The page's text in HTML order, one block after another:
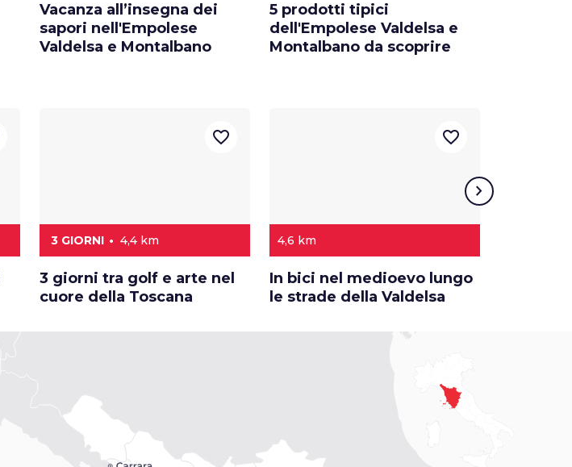
Vacanza all’insegna dei
sapori nell'Empolese
Valdelsa e Montalbano
5 prodotti tipici
dell'Empolese Valdelsa e
Montalbano da scoprire
3 GIORNI 4,4 km
3 giorni tra golf e arte nel
cuore della Toscana
favorite_border
4,6 km
In bici nel medioevo lungo
le strade della Valdelsa
favorite_border
chevron_right